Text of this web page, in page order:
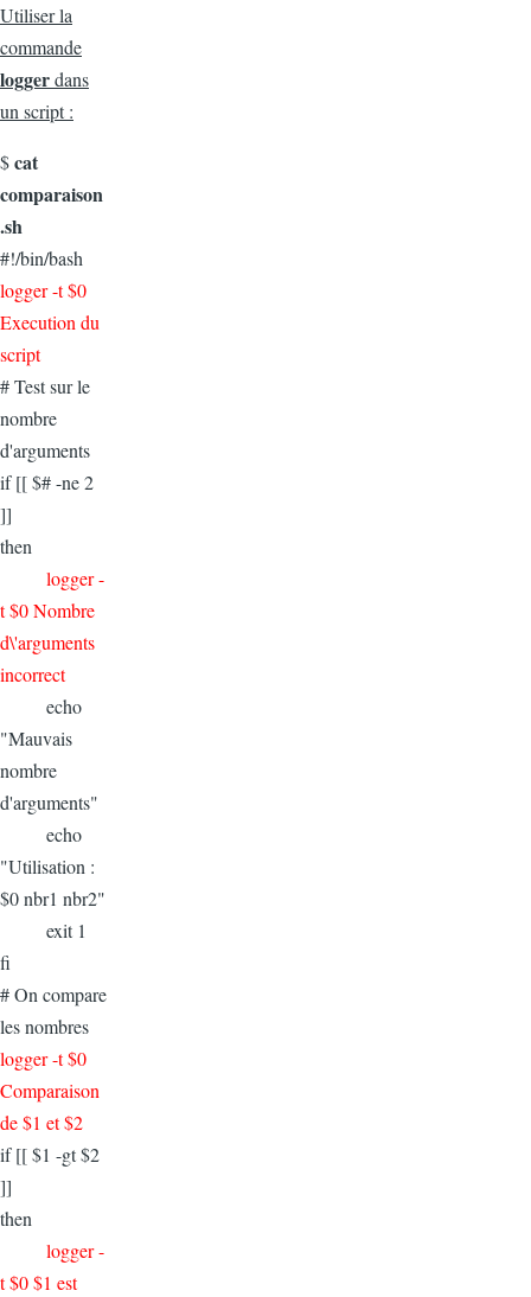
Utiliser la
commande
loggerdans
un script :
$cat
comparaison
.sh
#!/bin/bash
logger -t $0
Execution du
script
# Test sur le
nombre
d'arguments
if [[ $# -ne 2
]]
then
logger -
t $0 Nombre
d\'arguments
incorrect
echo
"Mauvais
nombre
d'arguments"
echo
"Utilisation :
$0 nbr1 nbr2"
exit 1
fi
# On compare
les nombres
logger -t $0
Comparaison
de $1 et $2
if [[ $1 -gt $2
]]
then
logger -
t $0 $1 est